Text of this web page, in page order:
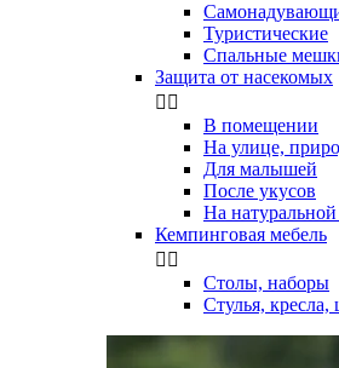
Туристические
Спальные
Защита от насекомых
 
В помещении
На улице,
Для малышей
После укусов
На
Кемпинговая мебель
 
Столы, наборы
Стулья, кресла,